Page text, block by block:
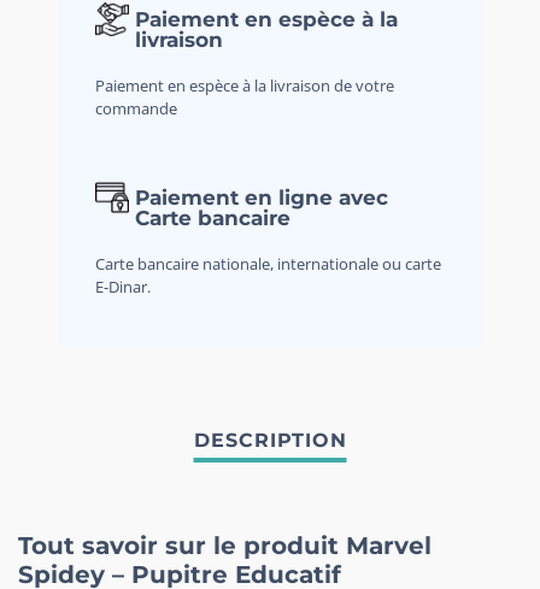
Paiement en espèce à la
livraison
Paiement en espèce à la livraison de votre
commande
Paiement en ligne avec
Carte bancaire
Carte bancaire nationale, internationale ou carte
E-Dinar.
Tout savoir sur le produit Marvel
Spidey – Pupitre Educatif